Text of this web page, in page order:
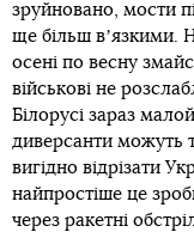
зруйновано, мости
ще більш вʼязкими.
осені по весну
військові не
Білорусі зараз
диверсанти можуть
вигідно відрізати
найпростіше це
через ракетні